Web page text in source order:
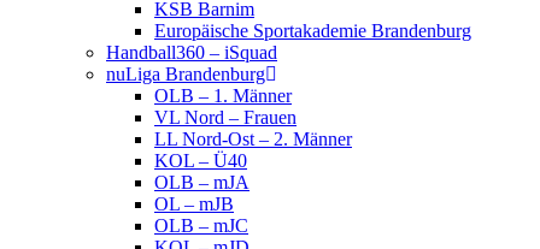
KSB Barnim
Europäische Sportakademie Brandenburg
Handball360 – iSquad
nuLiga Brandenburg
OLB – 1. Männer
VL Nord – Frauen
LL Nord-Ost – 2. Männer
KOL – Ü40
OLB – mJA
OL – mJB
OLB – mJC